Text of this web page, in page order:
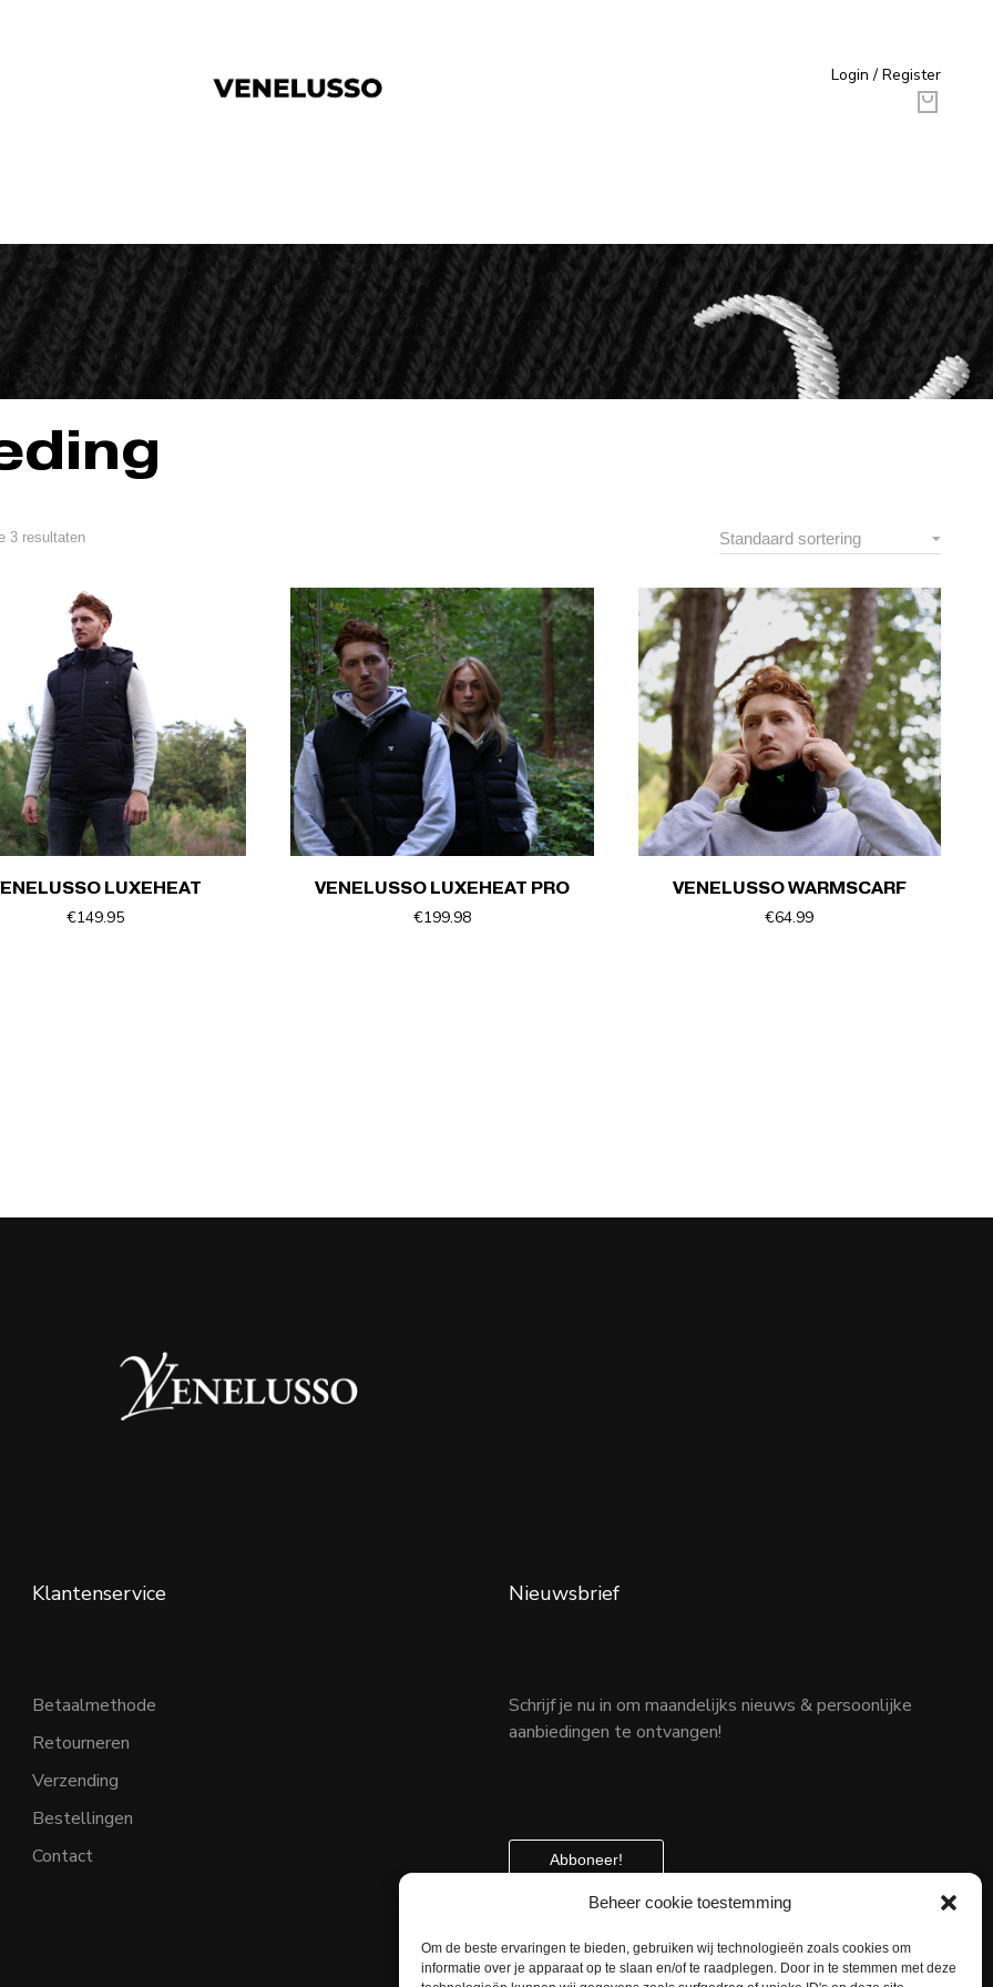
Beheer cookie toestemming
Om de beste ervaringen te bieden, gebruiken wij technologieën zoals cookies om
informatie over je apparaat op te slaan en/of te raadplegen. Door in te stemmen met deze
Login / Register
3 resultaten
S M L
XL
LUXEHEAT
€149.95
XS L
XXL
VENELUSSO LUXEHEAT PRO
€199.98
VENELUSSO WARMSCARF
€64.99
Klantenservice
Betaalmethode
Retourneren
Verzending
Bestellingen
Contact
Nieuwsbrief
Schrijf je nu in om maandelijks nieuws & persoonlijke
aanbiedingen te ontvangen!
Abboneer!